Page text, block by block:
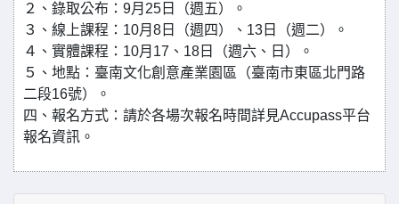
２、錄取公布：9月25日（週五）。
３、線上課程：10月8日（週四）、13日（週二）。
４、實體課程：10月17、18日（週六、日）。
５、地點：臺南文化創意產業園區（臺南市東區北門路
二段16號）。
四、報名方式：請於各場次報名時間詳見Accupass平台
報名資訊。